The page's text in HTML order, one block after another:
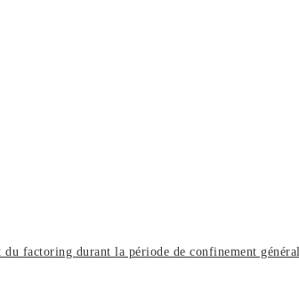
factoring durant la période de confinement général.